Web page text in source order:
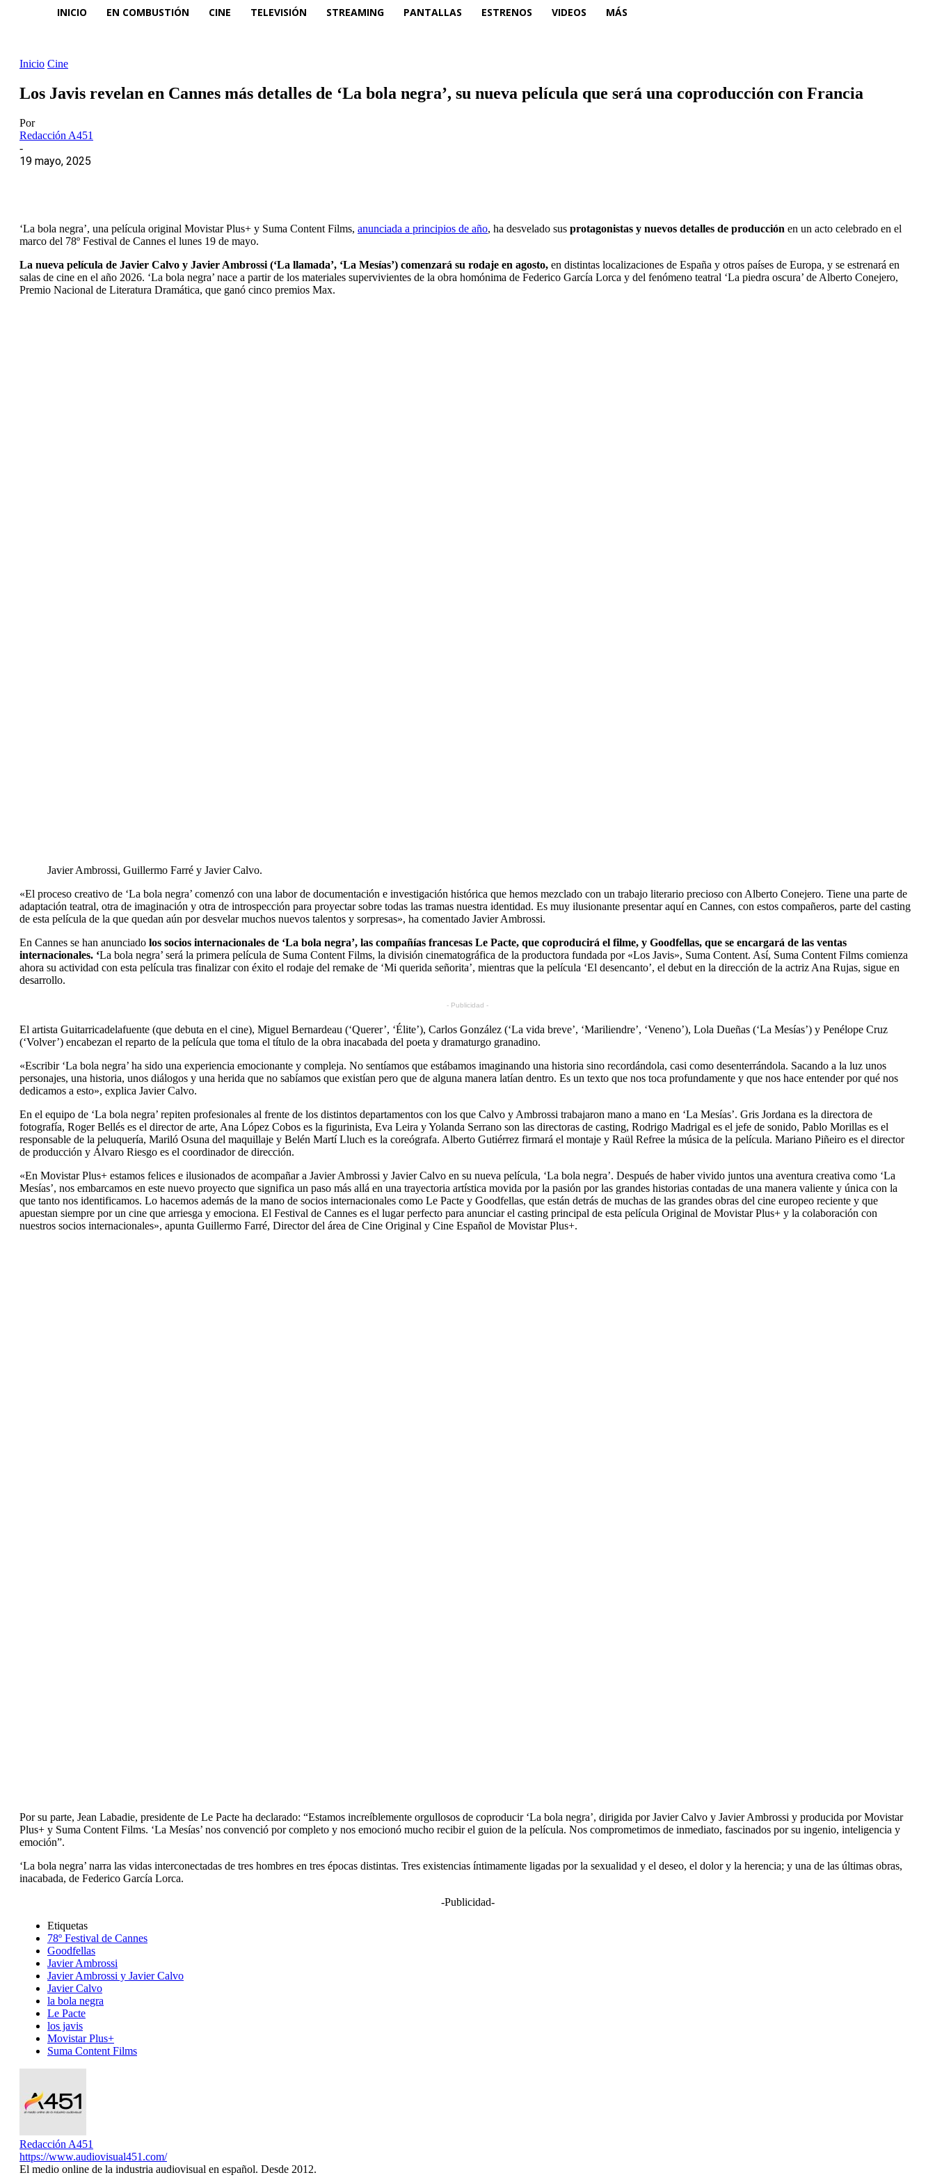
INICIO EN COMBUSTIÓN CINE TELEVISIÓN STREAMING PANTALLAS ESTRENOS VIDEOS MÁS
Inicio Cine
Los Javis revelan en Cannes más detalles de ‘La bola negra’, su nueva película que será una coproducción con Francia
Por
Redacción A451
-
19 mayo, 2025
‘La bola negra’, una película original Movistar Plus+ y Suma Content Films, anunciada a principios de año, ha desvelado sus protagonistas y nuevos detalles de producción en un acto celebrado en el
marco del 78º Festival de Cannes el lunes 19 de mayo.
La nueva película de Javier Calvo y Javier Ambrossi (‘La llamada’, ‘La Mesías’) comenzará su rodaje en agosto, en distintas localizaciones de España y otros países de Europa, y se estrenará en
salas de cine en el año 2026. ‘La bola negra’ nace a partir de los materiales supervivientes de la obra homónima de Federico García Lorca y del fenómeno teatral ‘La piedra oscura’ de Alberto Conejero,
Premio Nacional de Literatura Dramática, que ganó cinco premios Max.
Javier Ambrossi, Guillermo Farré y Javier Calvo.
«El proceso creativo de ‘La bola negra’ comenzó con una labor de documentación e investigación histórica que hemos mezclado con un trabajo literario precioso con Alberto Conejero. Tiene una parte de
adaptación teatral, otra de imaginación y otra de introspección para proyectar sobre todas las tramas nuestra identidad. Es muy ilusionante presentar aquí en Cannes, con estos compañeros, parte del casting
de esta película de la que quedan aún por desvelar muchos nuevos talentos y sorpresas», ha comentado Javier Ambrossi.
En Cannes se han anunciado los socios internacionales de ‘La bola negra’, las compañías francesas Le Pacte, que coproducirá el filme, y Goodfellas, que se encargará de las ventas
internacionales. ‘La bola negra’ será la primera película de Suma Content Films, la división cinematográfica de la productora fundada por «Los Javis», Suma Content. Así, Suma Content Films comienza
ahora su actividad con esta película tras finalizar con éxito el rodaje del remake de ‘Mi querida señorita’, mientras que la película ‘El desencanto’, el debut en la dirección de la actriz Ana Rujas, sigue en
desarrollo.
- Publicidad -
El artista Guitarricadelafuente (que debuta en el cine), Miguel Bernardeau (‘Querer’, ‘Élite’), Carlos González (‘La vida breve’, ‘Mariliendre’, ‘Veneno’), Lola Dueñas (‘La Mesías’) y Penélope Cruz
(‘Volver’) encabezan el reparto de la película que toma el título de la obra inacabada del poeta y dramaturgo granadino.
«Escribir ‘La bola negra’ ha sido una experiencia emocionante y compleja. No sentíamos que estábamos imaginando una historia sino recordándola, casi como desenterrándola. Sacando a la luz unos
personajes, una historia, unos diálogos y una herida que no sabíamos que existían pero que de alguna manera latían dentro. Es un texto que nos toca profundamente y que nos hace entender por qué nos
dedicamos a esto», explica Javier Calvo.
En el equipo de ‘La bola negra’ repiten profesionales al frente de los distintos departamentos con los que Calvo y Ambrossi trabajaron mano a mano en ‘La Mesías’. Gris Jordana es la directora de
fotografía, Roger Bellés es el director de arte, Ana López Cobos es la figurinista, Eva Leira y Yolanda Serrano son las directoras de casting, Rodrigo Madrigal es el jefe de sonido, Pablo Morillas es el
responsable de la peluquería, Mariló Osuna del maquillaje y Belén Martí Lluch es la coreógrafa. Alberto Gutiérrez firmará el montaje y Raül Refree la música de la película. Mariano Piñeiro es el director
de producción y Álvaro Riesgo es el coordinador de dirección.
«En Movistar Plus+ estamos felices e ilusionados de acompañar a Javier Ambrossi y Javier Calvo en su nueva película, ‘La bola negra’. Después de haber vivido juntos una aventura creativa como ‘La
Mesías’, nos embarcamos en este nuevo proyecto que significa un paso más allá en una trayectoria artística movida por la pasión por las grandes historias contadas de una manera valiente y única con la
que tanto nos identificamos. Lo hacemos además de la mano de socios internacionales como Le Pacte y Goodfellas, que están detrás de muchas de las grandes obras del cine europeo reciente y que
apuestan siempre por un cine que arriesga y emociona. El Festival de Cannes es el lugar perfecto para anunciar el casting principal de esta película Original de Movistar Plus+ y la colaboración con
nuestros socios internacionales», apunta Guillermo Farré, Director del área de Cine Original y Cine Español de Movistar Plus+.
Por su parte, Jean Labadie, presidente de Le Pacte ha declarado: “Estamos increíblemente orgullosos de coproducir ‘La bola negra’, dirigida por Javier Calvo y Javier Ambrossi y producida por Movistar
Plus+ y Suma Content Films. ‘La Mesías’ nos convenció por completo y nos emocionó mucho recibir el guion de la película. Nos comprometimos de inmediato, fascinados por su ingenio, inteligencia y
emoción”.
‘La bola negra’ narra las vidas interconectadas de tres hombres en tres épocas distintas. Tres existencias íntimamente ligadas por la sexualidad y el deseo, el dolor y la herencia; y una de las últimas obras,
inacabada, de Federico García Lorca.
-Publicidad-
Etiquetas
78º Festival de Cannes
Goodfellas
Javier Ambrossi
Javier Ambrossi y Javier Calvo
Javier Calvo
la bola negra
Le Pacte
los javis
Movistar Plus+
Suma Content Films
Redacción A451
https://www.audiovisual451.com/
El medio online de la industria audiovisual en español. Desde 2012.